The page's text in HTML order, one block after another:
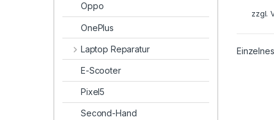
zzgl.
Oppo
OnePlus
Laptop Reparatur
E-Scooter
Pixel5
Second-Hand